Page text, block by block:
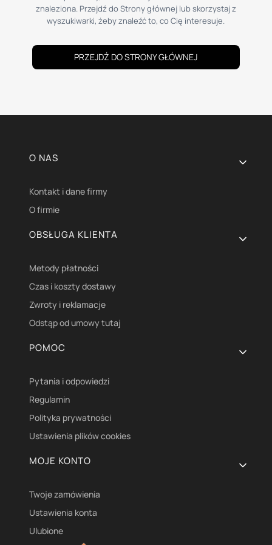
znaleziona. Przejdź do Strony głównej lub skorzystaj z
wyszukiwarki, żeby znaleźć to, co Cię interesuje.
PRZEJDŹ DO STRONY GŁÓWNEJ
Linki w stopce
O NAS
Kontakt i dane firmy
O firmie
OBSŁUGA KLIENTA
Metody płatności
Czas i koszty dostawy
Zwroty i reklamacje
Odstąp od umowy tutaj
POMOC
Pytania i odpowiedzi
Regulamin
Polityka prywatności
Ustawienia plików cookies
MOJE KONTO
Twoje zamówienia
Ustawienia konta
Ulubione